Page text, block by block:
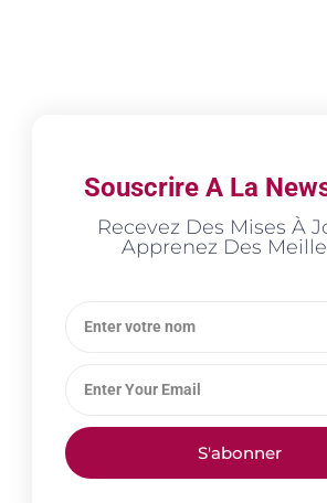
Souscrire A La
Recevez Des Mises À
Apprenez Des
S'abonner